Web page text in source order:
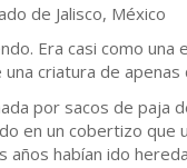
de Jalisco, México
Era casi como
criatura de apenas
por sacos de
en un cobertizo que
habían ido